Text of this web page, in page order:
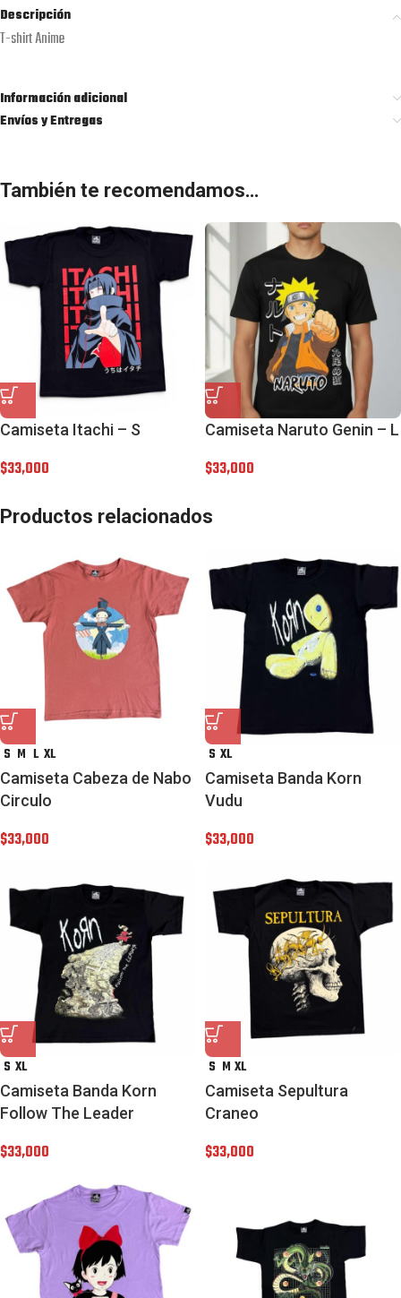
Descripción
T-shirt Anime
Información adicional
Envíos y Entregas
También te recomendamos…
Camiseta Itachi – S
$33,000
Camiseta Naruto Genin – L
$33,000
Productos relacionados
S M L XL
Camiseta Cabeza de Nabo
Circulo
$33,000
S XL
Camiseta Banda Korn
Vudu
$33,000
S XL
Camiseta Banda Korn
Follow The Leader
$33,000
S M XL
Camiseta Sepultura
Craneo
$33,000